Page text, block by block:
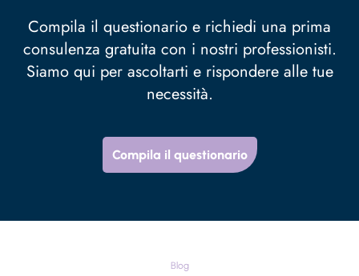
Compila il questionario e richiedi una prima
consulenza gratuita con i nostri professionisti.
Siamo qui per ascoltarti e rispondere alle tue
necessità.
Compila il questionario
Blog